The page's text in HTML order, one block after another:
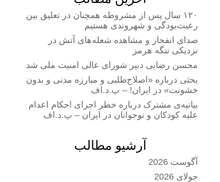
۱۲۰ سال پس از مشروطه همچنان در تعلیق بین
رعیت‌بودگی و شهروندی هستیم
صدای انفجار و مشاهده شعله‌های آتش در
نزدیکی تنگه هرمز
محسن رضایی دبیر شورای عالی امنیت ملی شد
بحثی درباره «اصلاح‌طلبی و مبارزه مدنی و بدون
خشونت» در ایران! – پ.د.اف
بیانیه‌ی مشترک درباره خطر اجرای احکام اعدام
علیه کودکان و نوجوانان در ایران – پ.د.اف
آرشیو مطالب
آگوست 2026
جولای 2026